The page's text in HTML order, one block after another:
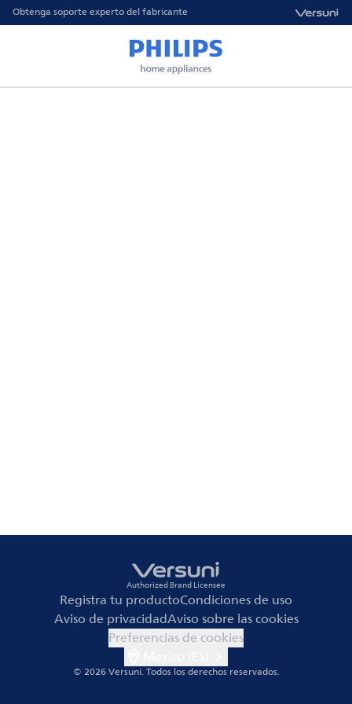
Obtenga soporte experto del fabricante
Authorized Brand Licensee
Registra tu productoCondiciones de uso
Aviso de privacidadAviso sobre las cookies
Preferencias de cookies
© 2026 Versuni.Todos los derechos reservados.